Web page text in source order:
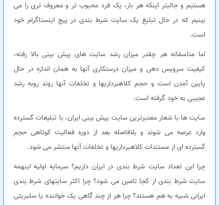
هستیم و جالبتر اینکه هر بار، یک فرد محبوب تر و معروف تری را می
بینیم که در حال تبلیغ یک سایت شرط بندی در پیج اینستاگرام خود
است.
اما متاسفانه هر چقدر میزان رشد سایت های پیش بینی بالا رفته،
کیفیت سرویس دهی و میزان درستکاری آنها به همان اندازه در حال
پایین آمدن است و حجم کلاهبرداریها و تخلفات آنها روند روبه رشد
عجیبی به خود گرفته است.
سایت ها با شعار معتبرترین سایت پیش بینی ایران، با تبلیغات گسترده
وارد عرصه می شوند و بلافاصله بعد از دوره فعالیت کوتاهی حجم
گسترده ای از مستندات کلاهبرداریها و تخلفات آنها منتشر می شود.
چرا این تعداد سایت شرط بندی در ایران داریم؟ سرمایه اولیه اینهمه
سایت شرط بندی از کجا تامین می شود؟ چرا اکثر سایتهای شرط بندی
ایرانی شبیه به هم هستند؟ چرا هر از چند گاهی یک خواننده یا سلبریتی